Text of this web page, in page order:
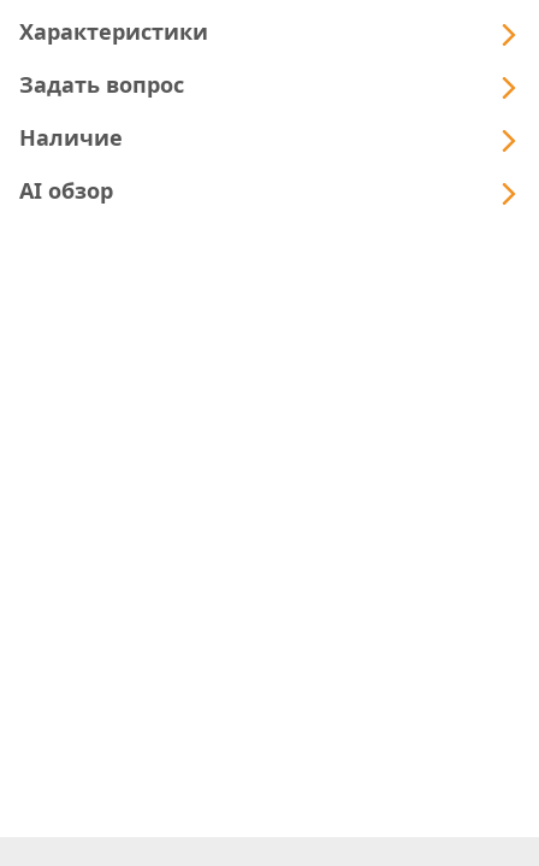
Характеристики
Задать вопрос
Наличие
AI обзор